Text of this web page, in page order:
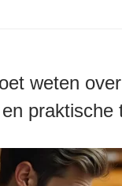
weten
praktische